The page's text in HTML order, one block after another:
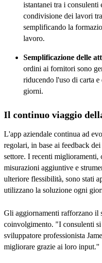
istantanei tra i consulenti
condivisione dei lavori
semplificando la
lavoro.
Semplificazione delle
ordini ai fornitori sono
riducendo l'uso di carta
giorni.
Il continuo viaggio
L'app aziendale continua ad
regolari, in base ai feedback
settore. I recenti miglioramenti,
misurazioni aggiuntive e
ulteriore flessibilità, sono stati
utilizzano la soluzione ogni
Gli aggiornamenti rafforzano il
coinvolgimento. "I consulenti
sviluppatore professionista
migliorare grazie ai loro input."